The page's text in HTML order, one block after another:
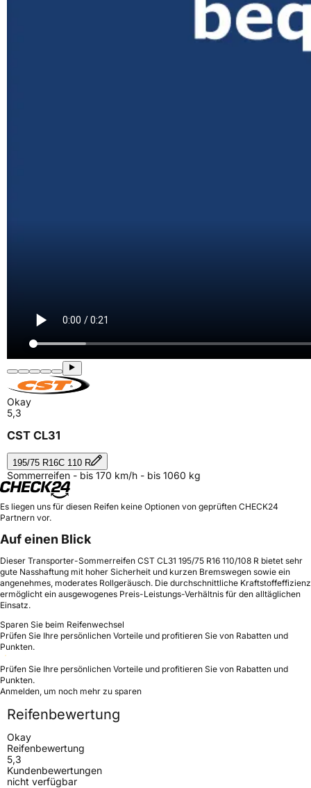
Okay
5,3
CST CL31
195/75 R16C 110 R
Sommerreifen - bis 170 km/h - bis 1060 kg
Es liegen uns für diesen Reifen keine Optionen von geprüften CHECK24
Partnern vor.
Auf einen Blick
Dieser Transporter-Sommerreifen CST CL31 195/75 R16 110/108 R bietet sehr
gute Nasshaftung mit hoher Sicherheit und kurzen Bremswegen sowie ein
angenehmes, moderates Rollgeräusch. Die durchschnittliche Kraftstoffeffizienz
ermöglicht ein ausgewogenes Preis-Leistungs-Verhältnis für den alltäglichen
Einsatz.
Sparen Sie beim Reifenwechsel
Prüfen Sie Ihre persönlichen Vorteile und profitieren Sie von Rabatten und
Punkten.
Prüfen Sie Ihre persönlichen Vorteile und profitieren Sie von Rabatten und
Punkten.
Anmelden, um noch mehr zu sparen
Reifenbewertung
Okay
Reifenbewertung
5,3
Kundenbewertungen
nicht verfügbar